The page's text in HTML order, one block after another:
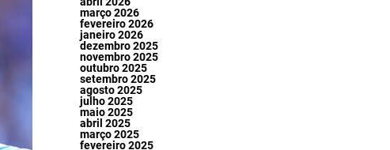
março 2026
fevereiro 2026
janeiro 2026
dezembro 2025
novembro 2025
outubro 2025
setembro 2025
agosto 2025
julho 2025
maio 2025
abril 2025
março 2025
fevereiro 2025